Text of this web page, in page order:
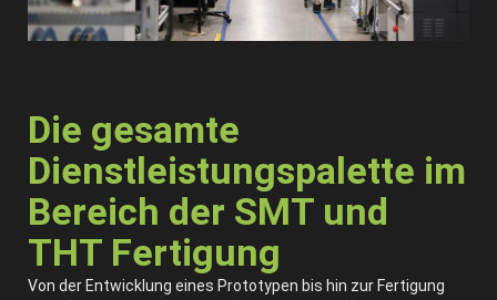
Die gesamte
Dienstleistungspalette im
Bereich der SMT und
THT Fertigung
Von der Entwicklung eines Prototypen bis hin zur Fertigung